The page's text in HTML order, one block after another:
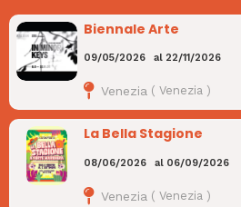
Biennale Arte
09/05/2026 al 22/11/2026
Venezia ( Venezia)
La Bella Stagione
08/06/2026 al 06/09/2026
Venezia ( Venezia )